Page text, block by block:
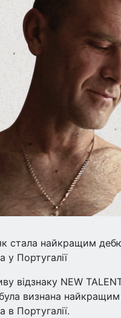
стала найкращим
у Португалії
NEW
визнана
в Португалії.